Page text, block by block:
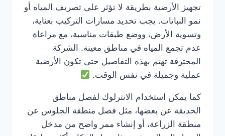
تجهيز الأرضية بطريقة لا تؤثر على تصريف المياه أو
نمو النباتات. يجب تحديد مسارات التركيب بعناية،
وتسوية الأرض، ووضع طبقات مناسبة، مع مراعاة
عدم تجمع المياه في مناطق معينة. الشركة
المحترفة تهتم بهذه التفاصيل حتى تكون الأرضية
عملية وجميلة في نفس الوقت.
كما يمكن استخدام الانترلوك لفصل مناطق
الحديقة عن بعضها، مثل فصل منطقة الجلوس عن
منطقة الزراعة، أو إنشاء ممر واضح من مدخل